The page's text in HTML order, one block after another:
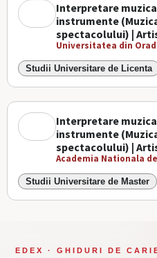
Interpretare
instrumente
spectacolului) |
Universitatea din
Studii Universitare de Licenta
Interpretare
instrumente
spectacolului) |
Academia Nationala
Studii Universitare de Master
EDEX · GHIDURI DE